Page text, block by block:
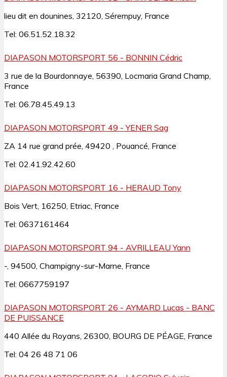
lieu dit en dounines, 32120, Sérempuy, France
Tel: 06.51.52.18.32
DIAPASON MOTORSPORT 56 - BONNIN Cédric
3 rue de la Bourdonnaye, 56390, Locmaria Grand Champ,
France
Tel: 06.78.45.49.13
DIAPASON MOTORSPORT 49 - YENER Sag
ZA 14 rue grand prée, 49420 , Pouancé, France
Tel: 02.41.92.42.60
DIAPASON MOTORSPORT 16 - HERAUD Tony
Bois Vert, 16250, Etriac, France
Tel: 0637161464
DIAPASON MOTORSPORT 94 - AVRILLEAU Yann
-, 94500, Champigny-sur-Marne, France
Tel: 0667759197
DIAPASON MOTORSPORT 26 - AYMARD Lucas - BANC
DE PUISSANCE
440 Allée du Royans, 26300, BOURG DE PÉAGE, France
Tel: 04 26 48 71 06